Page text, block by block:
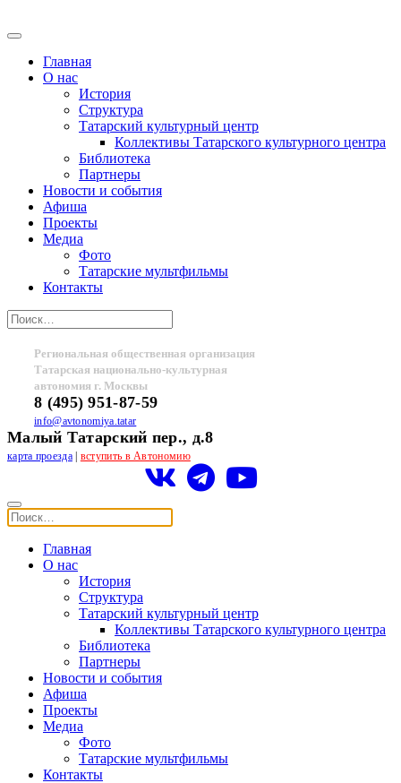
Главная
О нас
История
Структура
Татарский культурный центр
Коллективы Татарского культурного центра
Библиотека
Партнеры
Новости и события
Афиша
Проекты
Медиа
Фото
Татарские мультфильмы
Контакты
Региональная общественная организация
Татарская национально-культурная
автономия г. Москвы
8 (495) 951-87-59
info@avtonomiya.tatar
Малый Татарский пер., д.8
карта проезда| вступить в Автономию
Главная
О нас
История
Структура
Татарский культурный центр
Коллективы Татарского культурного центра
Библиотека
Партнеры
Новости и события
Афиша
Проекты
Медиа
Фото
Татарские мультфильмы
Контакты